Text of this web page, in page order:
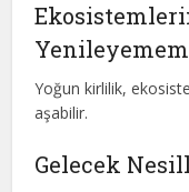
Yoğun kirlilik,
aşabilir.
Gelecek